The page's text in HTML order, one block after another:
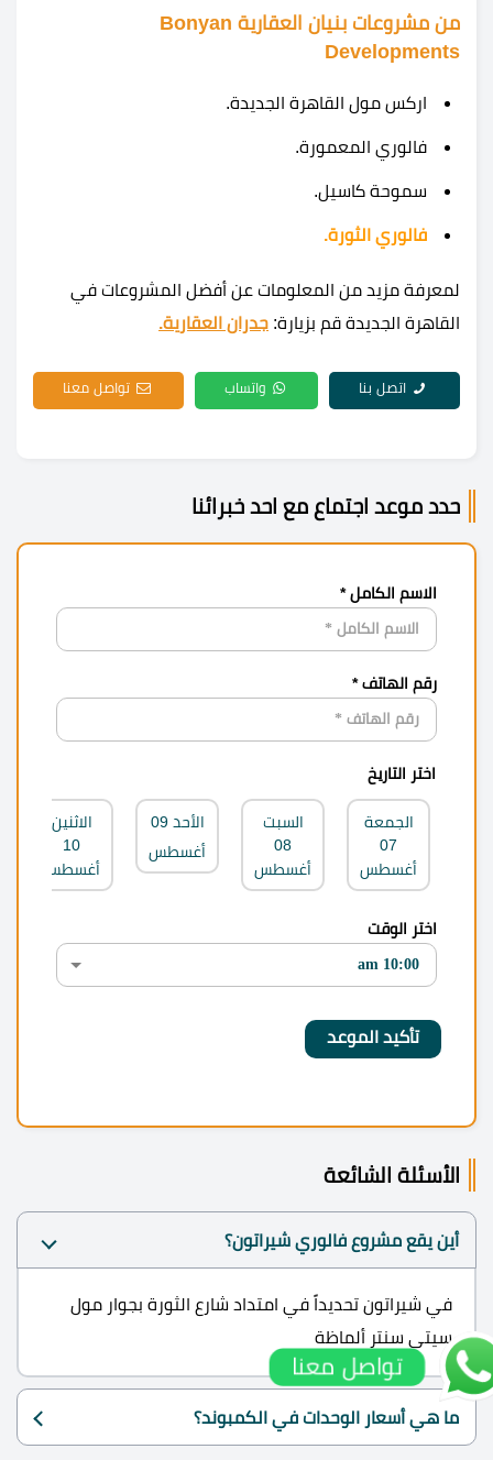
من مشروعات بنيان العقارية Bonyan
Developments
اركس مول القاهرة الجديدة.
فالوري المعمورة.
سموحة كاسيل.
فالوري الثورة.
لمعرفة مزيد من المعلومات عن أفضل المشروعات في
القاهرة الجديدة قم بزيارة: جدران العقارية.
اتصل بنا واتساب تواصل معنا
حدد موعد اجتماع مع احد خبرائنا
الاسم الكامل *
رقم الهاتف *
اختر التاريخ
الجمعة
07
أغسطس
السبت
08
أغسطس
الأحد 09
أغسطس
الاثنين
10
أغسطس
اختر الوقت
الأسئلة الشائعة
أين يقع مشروع فالوري شيراتون؟
في شيراتون تحديداً في امتداد شارع الثورة بجوار مول
سيتي سنتر ألماظة
ما هي أسعار الوحدات في الكمبوند؟
تواصل معنا